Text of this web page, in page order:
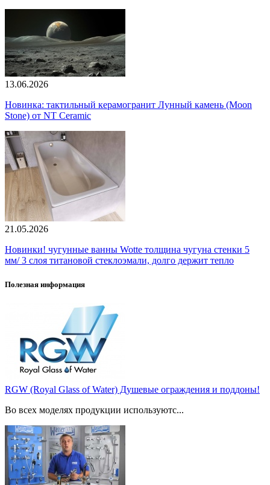
13.06.2026
Новинка: тактильный керамогранит Лунный камень (Moon
Stone) от NT Ceramic
21.05.2026
Новинки! чугунные ванны Wotte толщина чугуна стенки 5
мм/ 3 слоя титановой стеклоэмали, долго держит тепло
Полезная информация
RGW (Royal Glass of Water) Душевые ограждения и поддоны!
Во всех моделях продукции используютс...